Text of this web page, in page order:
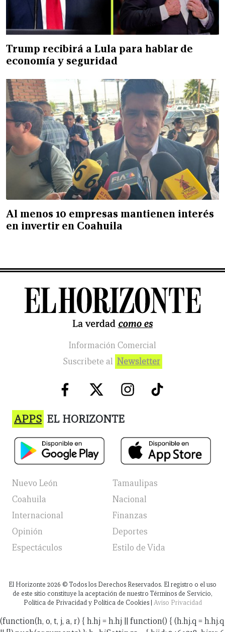
Trump recibirá a Lula para hablar de
economía y seguridad
Al menos 10 empresas mantienen interés
en invertir en Coahuila
Información Comercial
Suscribete al Newsletter
APPS EL HORIZONTE
Nuevo León
Tamaulipas
Coahuila
Nacional
Internacional
Finanzas
Opinión
Deportes
Espectáculos
Estilo de Vida
El Horizonte 2026 © Todos los Derechos Reservados. El registro o el uso
de este sitio constituye la aceptación de nuestro Términos de Servicio,
Política de Privacidad y Política de Cookies | Aviso Privacidad
(function(h, o, t, j, a, r) { h.hj = h.hj || function() { (h.hj.q = h.hj.q